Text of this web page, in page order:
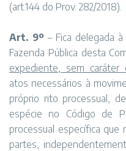
(art.144 do Prov. 282/2018).
Art. 9º – Fica delegada
Fazenda Pública desta
expediente, sem caráter
atos necessários à
próprio rito processual,
espécie no Código de
processual específica que
partes,